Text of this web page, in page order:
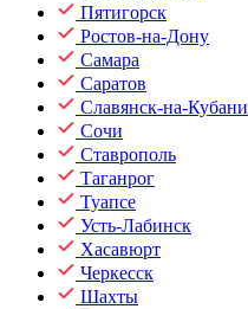
Пятигорск
Ростов-на-Дону
Самара
Саратов
Славянск-на-Кубани
Сочи
Ставрополь
Таганрог
Туапсе
Усть-Лабинск
Хасавюрт
Черкесск
Шахты